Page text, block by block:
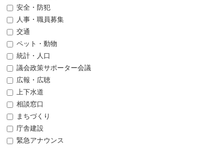
安全・防犯
人事・職員募集
交通
ペット・動物
統計・人口
議会政策サポーター会議
広報・広聴
上下水道
相談窓口
まちづくり
庁舎建設
緊急アナウンス